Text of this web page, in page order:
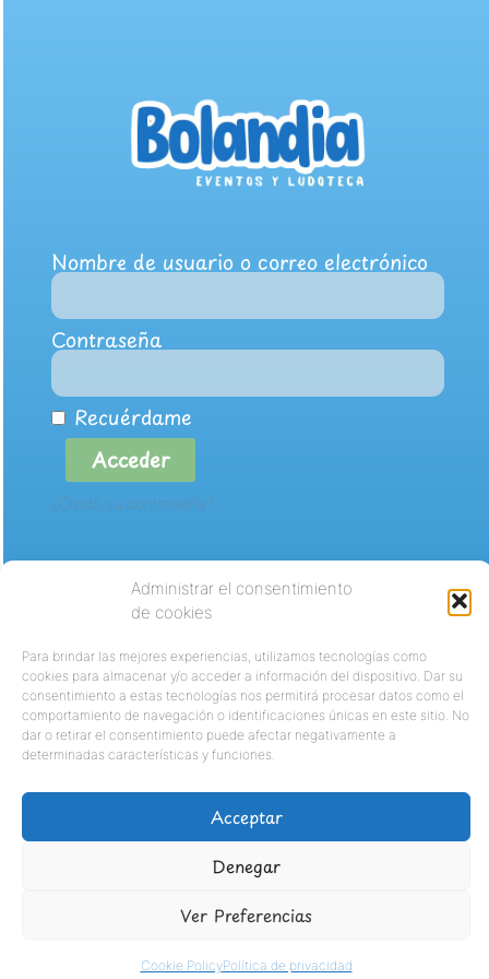
Administrar el consentimiento
de cookies
Para brindar las mejores experiencias, utilizamos tecnologías como
cookies para almacenar y/o acceder a información del dispositivo. Dar su
consentimiento a estas tecnologías nos permitirá procesar datos como el
comportamiento de navegación o identificaciones únicas en este sitio. No
dar o retirar el consentimiento puede afectar negativamente a
determinadas características y funciones.
Acceptar
Denegar
Ver Preferencias
Cookie PolicyPolítica de privacidad
Nombre de usuario o correo electrónico
Contraseña
Recuérdame
Acceder
¿Olvidó su contraseña?